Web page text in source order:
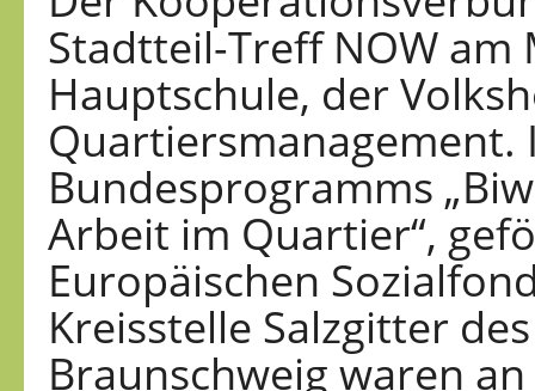
Stadtteil-Treff NOW
Hauptschule, der
Quartiersmanagement.
Bundesprogramms
Arbeit im Quartier“,
Europäischen
Kreisstelle Salzgitter
Braunschweig waren